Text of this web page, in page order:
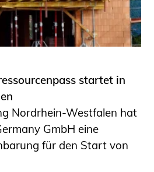
und
der IK-Bau
startet in
Nordrhein-Westfalen hat
GmbH eine
für den Start von